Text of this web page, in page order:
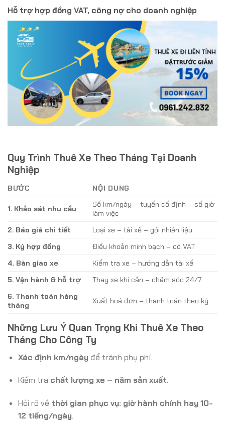
Hỗ trợ hợp đồng VAT, công nợ cho doanh nghiệp
Quy Trình Thuê Xe Theo Tháng Tại Doanh
Nghiệp
BƯỚC NỘI DUNG
1. Khảo sát nhu cầu
Số km/ngày – tuyến cố định – số giờ
làm việc
2. Báo giá chi tiết
Loại xe – tài xế – gói nhiên liệu
3. Ký hợp đồng
Điều khoản minh bạch – có VAT
4. Bàn giao xe
Kiểm tra xe – hướng dẫn tài xế
5. Vận hành & hỗ trợ
Thay xe khi cần – chăm sóc 24/7
6. Thanh toán hàng
tháng
Xuất hoá đơn – thanh toán theo kỳ
Những Lưu Ý Quan Trọng Khi Thuê Xe Theo
Tháng Cho Công Ty
Xác định km/ngày để tránh phụ phí.
Kiểm tra chất lượng xe – năm sản xuất.
Hỏi rõ về thời gian phục vụ: giờ hành chính hay 10-
12 tiếng/ngày.